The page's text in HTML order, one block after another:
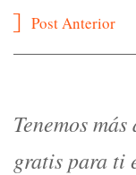
Navegación
Post Anterior
Tenemos
gratis para ti